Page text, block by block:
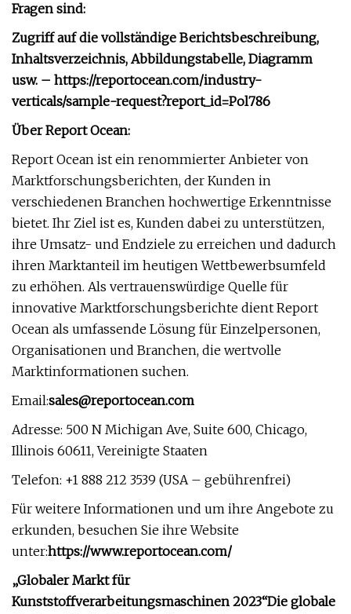
Fragen sind:
Zugriff auf die vollständige Berichtsbeschreibung,
Inhaltsverzeichnis, Abbildungstabelle, Diagramm
usw. – https://reportocean.com/industry-
verticals/sample-request?report_id=Pol786
Über Report Ocean:
Report Ocean ist ein renommierter Anbieter von
Marktforschungsberichten, der Kunden in
verschiedenen Branchen hochwertige Erkenntnisse
bietet. Ihr Ziel ist es, Kunden dabei zu unterstützen,
ihre Umsatz- und Endziele zu erreichen und dadurch
ihren Marktanteil im heutigen Wettbewerbsumfeld
zu erhöhen. Als vertrauenswürdige Quelle für
innovative Marktforschungsberichte dient Report
Ocean als umfassende Lösung für Einzelpersonen,
Organisationen und Branchen, die wertvolle
Marktinformationen suchen.
Email:sales@reportocean.com
Adresse: 500 N Michigan Ave, Suite 600, Chicago,
Illinois 60611, Vereinigte Staaten
Telefon: +1 888 212 3539 (USA – gebührenfrei)
Für weitere Informationen und um ihre Angebote zu
erkunden, besuchen Sie ihre Website
unter:https://www.reportocean.com/
„Globaler Markt für
Kunststoffverarbeitungsmaschinen 2023“Die globale